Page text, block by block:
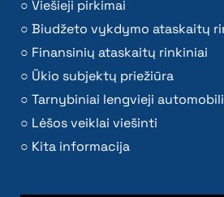
Viešieji pirkimai
Biudžeto vykdymo ataskaitų
Finansinių ataskaitų rinkiniai
Ūkio subjektų priežiūra
Tarnybiniai lengvieji
Lėšos veiklai viešinti
Kita informacija